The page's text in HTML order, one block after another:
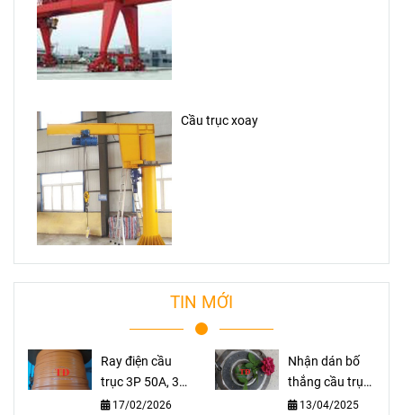
Cầu trục xoay
TIN MỚI
Ray điện cầu
trục 3P 50A, 3P
75A, 3P 100A,
17/02/2026
Nhận dán bố
thắng cầu trục
theo yêu cầu
13/04/2025